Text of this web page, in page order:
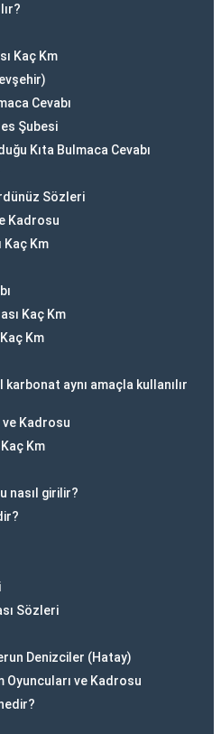
Kaç Km
Cevabı
Şubesi
Kıta Bulmaca Cevabı
Sözleri
Kadrosu
Kaç Km
Kaç Km
Km
aynı amaçla kullanılır
ve Kadrosu
Km
nasıl girilir?
Sözleri
Denizciler (Hatay)
Oyuncuları ve Kadrosu